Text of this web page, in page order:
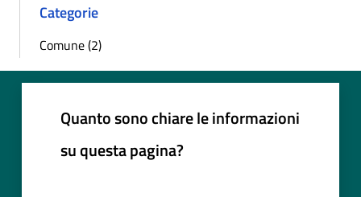
Categorie
Comune (2)
Quanto sono chiare le informazioni
su questa pagina?